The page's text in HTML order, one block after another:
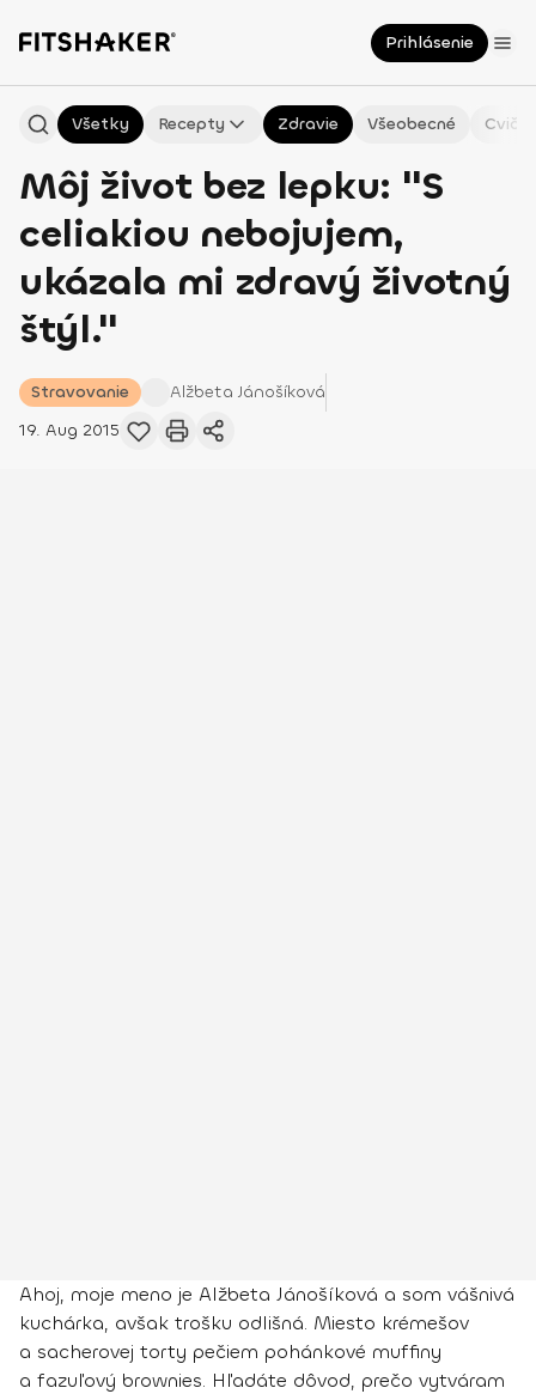
Prihlásenie
Všetky Recepty Zdravie Všeobecné
Môj život bez lepku: "S
celiakiou nebojujem,
ukázala mi zdravý životný
štýl."
Stravovanie Alžbeta Jánošíková
19. Aug 2015
Ahoj, moje meno je Alžbeta Jánošíková a som vášnivá
kuchárka, avšak trošku odlišná. Miesto krémešov
a sacherovej torty pečiem pohánkové muffiny
a fazuľový brownies. Hľadáte dôvod, prečo vytváram